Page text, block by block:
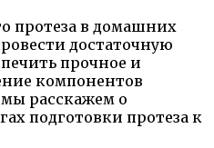
протеза в домашних
достаточную
прочное и
компонентов
мы расскажем о
подготовки протеза к